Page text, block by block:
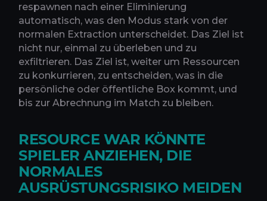
respawnen nach einer Eliminierung
automatisch, was den Modus stark von der
normalen Extraction unterscheidet. Das Ziel ist
nicht nur, einmal zu überleben und zu
exfiltrieren. Das Ziel ist, weiter um Ressourcen
zu konkurrieren, zu entscheiden, was in die
persönliche oder öffentliche Box kommt, und
bis zur Abrechnung im Match zu bleiben.
RESOURCE WAR KÖNNTE
SPIELER ANZIEHEN, DIE
NORMALES
AUSRÜSTUNGSRISIKO MEIDEN